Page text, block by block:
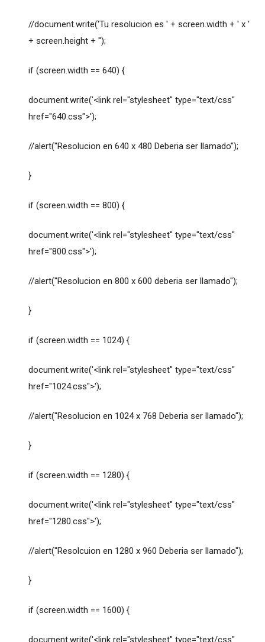
//document.write('Tu resolucion es ' + screen.width + ' x '
+ screen.height + '');
if (screen.width == 640) {
document.write('<link rel="stylesheet" type="text/css"
href="640.css">');
//alert("Resolucion en 640 x 480 Deberia ser llamado");
}
if (screen.width == 800) {
document.write('<link rel="stylesheet" type="text/css"
href="800.css">');
//alert("Resolucion en 800 x 600 deberia ser llamado");
}
if (screen.width == 1024) {
document.write('<link rel="stylesheet" type="text/css"
href="1024.css">');
//alert("Resolucion en 1024 x 768 Deberia ser llamado");
}
if (screen.width == 1280) {
document.write('<link rel="stylesheet" type="text/css"
href="1280.css">');
//alert("Resolcuion en 1280 x 960 Deberia ser llamado");
}
if (screen.width == 1600) {
document.write('<link rel="stylesheet" type="text/css"